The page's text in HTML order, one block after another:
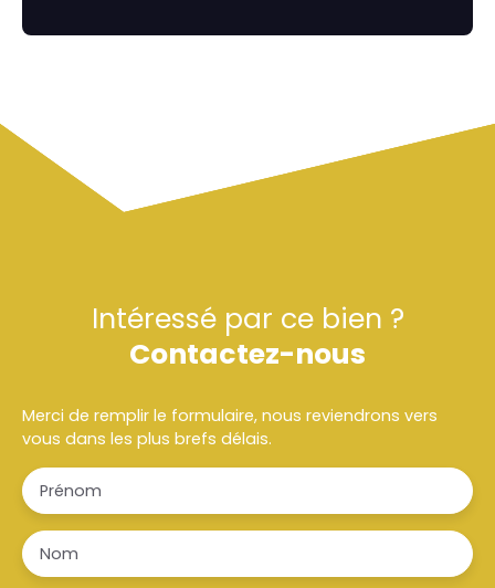
Intéressé par ce bien ?
Contactez-nous
Merci de remplir le formulaire, nous reviendrons vers
vous dans les plus brefs délais.
Prénom
Nom